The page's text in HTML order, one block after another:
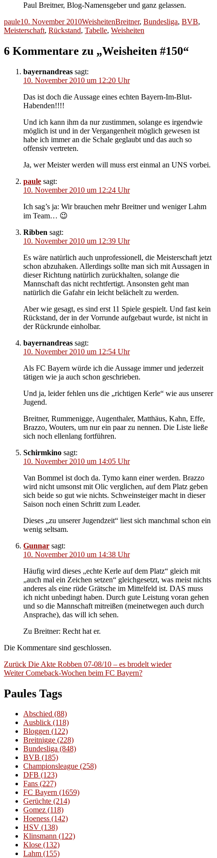
Paul Breitner, Blog-Namensgeber und ganz gelassen.
Autor
pauleVeröffentlicht
am
10. November 2010Kategorien
WeisheitenSchlagwörter
Breitner, Bundesliga, BVB,
Meisterschaft, Rückstand, Tabelle, Weisheiten
6 Kommentare zu „Weisheiten #150“
bayernandreas sagt:
10. November 2010 um 12:20 Uhr
Das ist doch die Aussage eines echten Bayern-Im-Blut-
Habenden!!!!
Und ich kann ihm da nur zustimmen, solange es irgendwie
möglich ist und in der Vergangenheit möglich gewesen ist
habe ich immer an die Schale geglaubt und das auch so
offensiv vertreten.
Ja, wer Meister werden will muss erst einmal an UNS vorbei.
paule sagt:
10. November 2010 um 12:24 Uhr
Ich sag’s ja: Wir brauchen mehr Breitner und weniger Lahm
im Team… 😉
Ribben sagt:
10. November 2010 um 12:39 Uhr
Es wäre natürlich auch unprofessionell, die Meisterschaft jetzt
schon abzuhaken. Allerdings sollte man sich mit Aussagen in
dieser Richtung natürlich zurückhalten, solange die
Mannschaft das nicht rechtfertigt. Ansonsten geht man
natürlich die Gafahr ein leicht belächelt zu werden.
Aber wie gesagt, es sind erst 11 Spiele gespielt. Und fast kein
Rückstand, der in der Vorrunde aufgebaut wurde, ist nicht in
der Rückrunde einholbar.
bayernandreas sagt:
10. November 2010 um 12:54 Uhr
Als FC Bayern würde ich die Aussage immer und jederzeit
tätigen wie ja auch schon geschrieben.
Und ja, leider fehlen uns die „richtigen Kerle“ wie aus unserer
Jugend.
Breitner, Rummenigge, Augenthaler, Matthäus, Kahn, Effe,
Brazzo, Wouters, um nur ein paar zu nennen. Die Liste ließe
sich noch ellenlang fortführen.
Schirmkino sagt:
10. November 2010 um 14:05 Uhr
Van Bommel ist doch da. Tymo kann einer werden. Brazzo
wird nicht umsonst mit Olic verglichen, auf dem Platz geben
sich beide so gut wie nichts. Schweinsteiger macht in dieser
Saison noch einen Schritt zum Leader.
Dieses „zu unserer Jugendzeit“ liest sich manchmal schon ein
wenig seltsam.
Gunnar sagt:
10. November 2010 um 14:38 Uhr
Häufig wird dieses „echte Kerle auf dem Platz“ gleich mit
„auch mal ein Zeichen setzen“ gleichgesetzt, was meist nichts
anderes als eine rüde Grätsche im Mittelfeld ist. DAS muss
ich nicht unbedingt haben. Durch gute Leistung voran gehen
und so die Mannschaft mitreißen (meinetwegen auch durch
Ansprache), das will ich sehen.
Zu Breitner: Recht hat er.
Die Kommentare sind geschlossen.
Beitragsnavigation
Zurück Vorheriger
Beitrag:
Die Akte Robben 07-08/10 – es brodelt wieder
Weiter Nächster
Comeback-Wochen beim FC Bayern?
Paules Tags
Abschied (88)
Ausblick (118)
Bloggen (122)
Breitnigge (228)
Bundesliga (848)
BVB (185)
Championsleague (258)
DFB (123)
Fans (227)
FC Bayern (1659)
Gerüchte (214)
Gomez (118)
Hoeness (142)
HSV (138)
Klinsmann (122)
Klose (132)
Lahm (155)